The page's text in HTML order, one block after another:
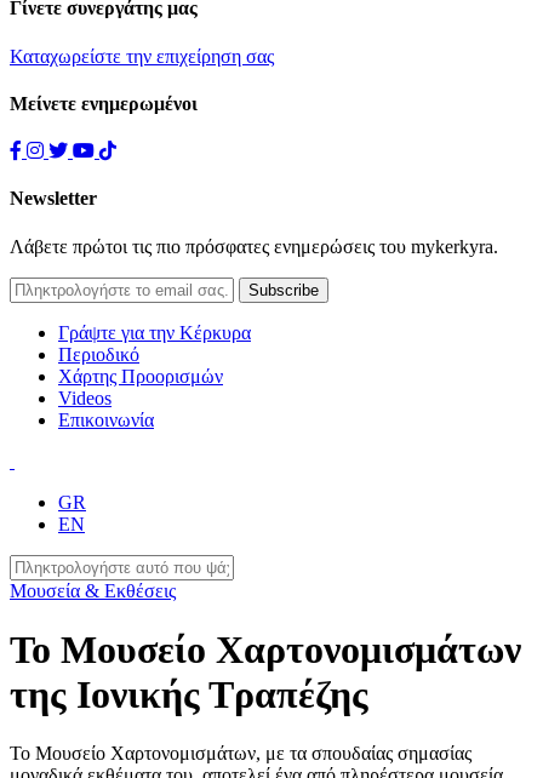
Γίνετε συνεργάτης μας
Καταχωρείστε την επιχείρηση σας
Μείνετε ενημερωμένοι
Newsletter
Λάβετε πρώτοι τις πιο πρόσφατες ενημερώσεις του mykerkyra.
Γράψτε για την Κέρκυρα
Περιοδικό
Χάρτης Προορισμών
Videos
Επικοινωνία
GR
EN
Μουσεία & Εκθέσεις
Το Μουσείο Χαρτονομισμάτων
της Ιονικής Τραπέζης
Το Μουσείο Χαρτονομισμάτων, με τα σπουδαίας σημασίας